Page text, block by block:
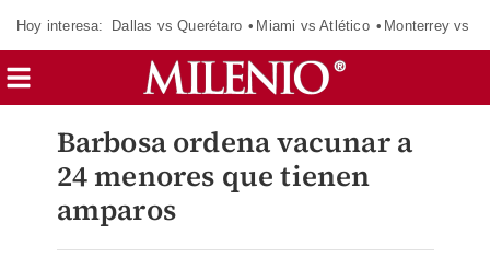
Hoy interesa: Dallas vs Querétaro Miami vs Atlético Monterrey vs
Barbosa ordena vacunar a
24 menores que tienen
amparos